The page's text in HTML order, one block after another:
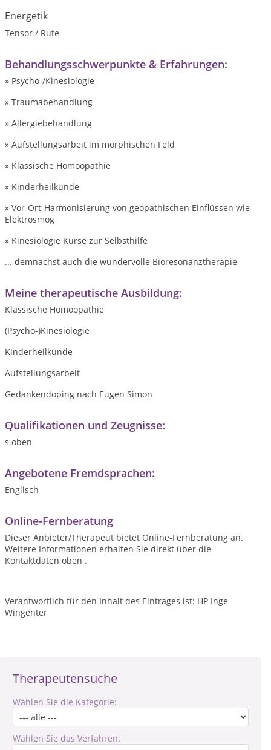
Therapeutensuche
Wählen Sie die Kategorie:
Wählen Sie das Verfahren:
Energetik
Tensor / Rute
Behandlungsschwerpunkte & Erfahrungen:
» Psycho-/Kinesiologie
» Traumabehandlung
» Allergiebehandlung
» Aufstellungsarbeit im morphischen Feld
» Klassische Homöopathie
» Kinderheilkunde
» Vor-Ort-Harmonisierung von geopathischen Einflüssen wie
Elektrosmog
» Kinesiologie Kurse zur Selbsthilfe
... demnächst auch die wundervolle Bioresonanztherapie
Meine therapeutische Ausbildung:
Klassische Homöopathie
(Psycho-)Kinesiologie
Kinderheilkunde
Aufstellungsarbeit
Gedankendoping nach Eugen Simon
Qualifikationen und Zeugnisse:
s.oben
Angebotene Fremdsprachen:
Englisch
Online-Fernberatung
Dieser Anbieter/Therapeut bietet Online-Fernberatung an.
Weitere Informationen erhalten Sie direkt über die
Kontaktdaten oben .
Verantwortlich für den Inhalt des Eintrages ist: HP Inge
Wingenter